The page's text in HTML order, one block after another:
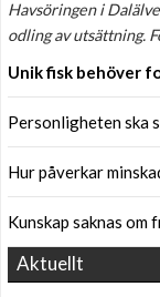
Havsöringen i
odling av utsättning.
Unik fisk behöver
Personligheten ska
Hur påverkar
Kunskap saknas
Aktuellt